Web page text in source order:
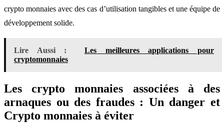
crypto monnaies avec des cas d’utilisation tangibles et une équipe de
développement solide.
Lire Aussi :
Les meilleures applications pour
cryptomonnaies
Les crypto monnaies associées à des
arnaques ou des fraudes : Un danger et
Crypto monnaies à éviter